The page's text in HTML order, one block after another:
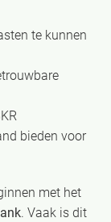
te kunnen
bieden voor
met het
. Vaak is dit